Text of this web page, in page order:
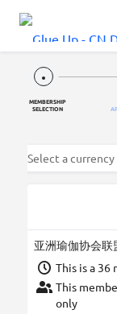
MEMBERSHIP
SELECTION
Select a currency
亚洲瑜伽协会联
This is a 36
This
only